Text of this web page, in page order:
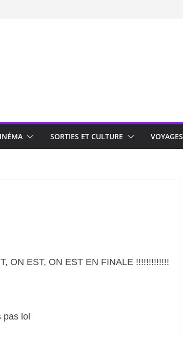
SORTIES ET CULTURE VOYAGES
ON EST, ON EST EN FINALE !!!!!!!!!!!!!
lol